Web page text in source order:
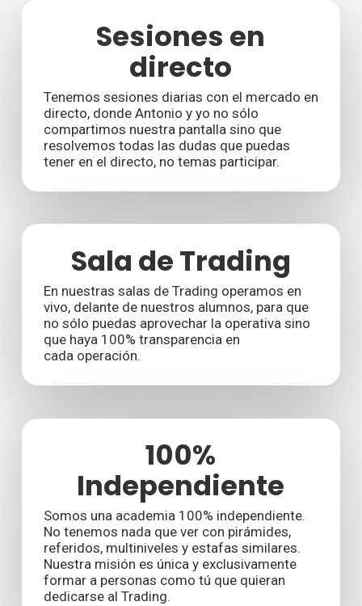
Sesiones en
directo
Tenemos sesiones diarias con el mercado en
directo, donde Antonio y yo no sólo
compartimos nuestra pantalla sino que
resolvemos todas las dudas que puedas
tener en el directo, no temas participar.
Sala de Trading
En nuestras salas de Trading operamos en
vivo, delante de nuestros alumnos, para que
no sólo puedas aprovechar la operativa sino
que haya 100% transparencia en
cada operación.
100%
Independiente
Somos una academia 100% independiente.
No tenemos nada que ver con pirámides,
referidos, multiniveles y estafas similares.
Nuestra misión es única y exclusivamente
formar a personas como tú que quieran
dedicarse al Trading.